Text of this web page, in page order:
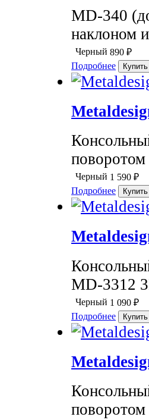
MD-340
наклоном
Черный 890 ₽
Подробнее
Черный 1 590 ₽
Подробнее
MD-3312
Черный 1 090 ₽
Подробнее